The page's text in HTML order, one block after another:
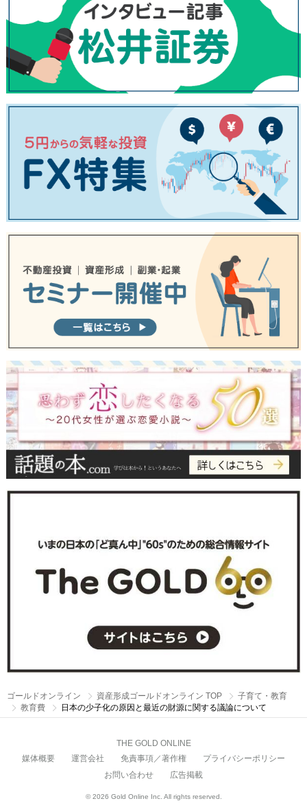
ゴールドオンライン 資産形成ゴールドオンライン TOP
子育て・教育
教育費
日本の少子化の原因と最近の財源に関する議論について
THE GOLD ONLINE
媒体概要
運営会社 免責事項／著作権
プライバシーポリシー
お問い合わせ
広告掲載
© 2026 Gold Online Inc. All rights reserved.